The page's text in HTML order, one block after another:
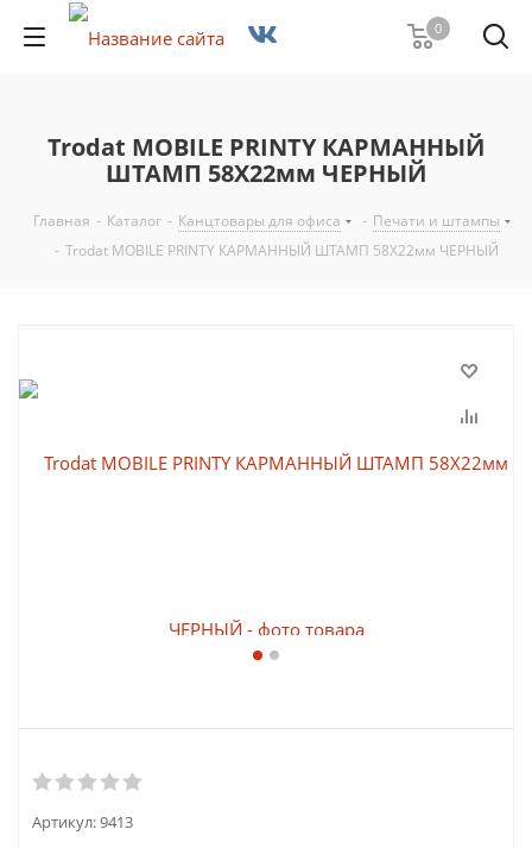
0
Trodat MOBILE PRINTY КАРМАННЫЙ
ШТАМП 58Х22мм ЧЕРНЫЙ
Главная - Каталог - Канцтовары для офиса - Печати и штампы
- Trodat MOBILE PRINTY КАРМАННЫЙ ШТАМП 58Х22мм ЧЕРНЫЙ
Артикул:9413